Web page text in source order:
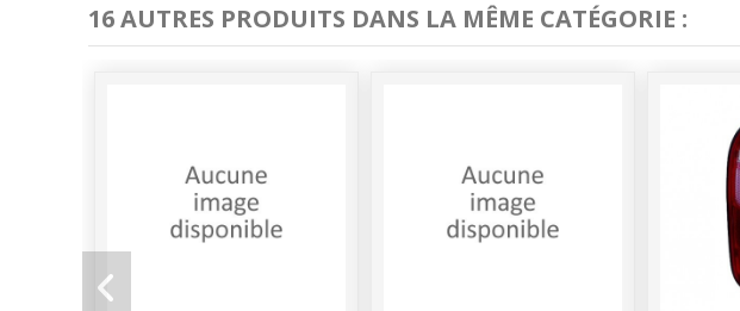
16 AUTRES PRODUITS DANS LA MÊME CATÉGORIE :